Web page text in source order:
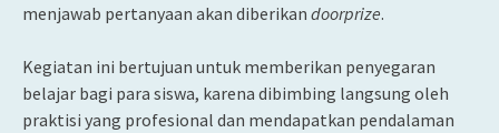
menjawab pertanyaan akan diberikan doorprize.
Kegiatan ini bertujuan untuk memberikan penyegaran
belajar bagi para siswa, karena dibimbing langsung oleh
praktisi yang profesional dan mendapatkan pendalaman